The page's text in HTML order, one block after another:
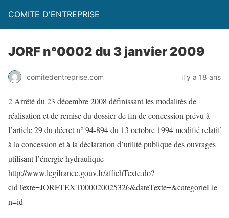
COMITE D'ENTREPRISE
JORF n°0002 du 3 janvier 2009
comitedentreprise.com il y a 18 ans
2 Arrêté du 23 décembre 2008 définissant les modalités de
réalisation et de remise du dossier de fin de concession prévu à
l’article 29 du décret n° 94-894 du 13 octobre 1994 modifié relatif
à la concession et à la déclaration d’utilité publique des ouvrages
utilisant l’énergie hydraulique
http://www.legifrance.gouv.fr/affichTexte.do?
cidTexte=JORFTEXT000020025326&dateTexte=&categorieLie
n=id